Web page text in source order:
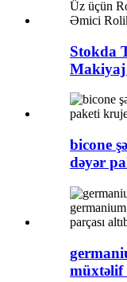
Stokda
Makiyaj
bicone
dəyər
müxtəlif